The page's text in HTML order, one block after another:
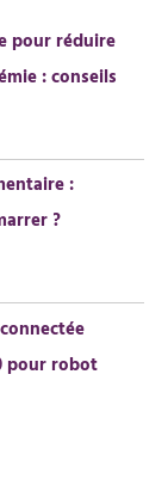
pour réduire
: conseils
:
?
pour robot